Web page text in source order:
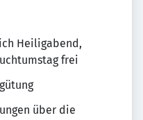
Heiligabend,
frei
über die